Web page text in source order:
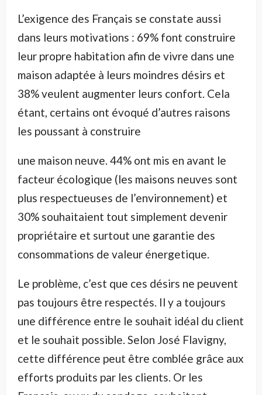
L’exigence des Français se constate aussi
dans leurs motivations : 69% font construire
leur propre habitation afin de vivre dans une
maison adaptée à leurs moindres désirs et
38% veulent augmenter leurs confort. Cela
étant, certains ont évoqué d’autres raisons
les poussant à construire
une maison neuve. 44% ont mis en avant le
facteur écologique (les maisons neuves sont
plus respectueuses de l’environnement) et
30% souhaitaient tout simplement devenir
propriétaire et surtout une garantie des
consommations de valeur énergetique.
Le problème, c’est que ces désirs ne peuvent
pas toujours être respectés. Il y a toujours
une différence entre le souhait idéal du client
et le souhait possible. Selon José Flavigny,
cette différence peut être comblée grâce aux
efforts produits par les clients. Or les